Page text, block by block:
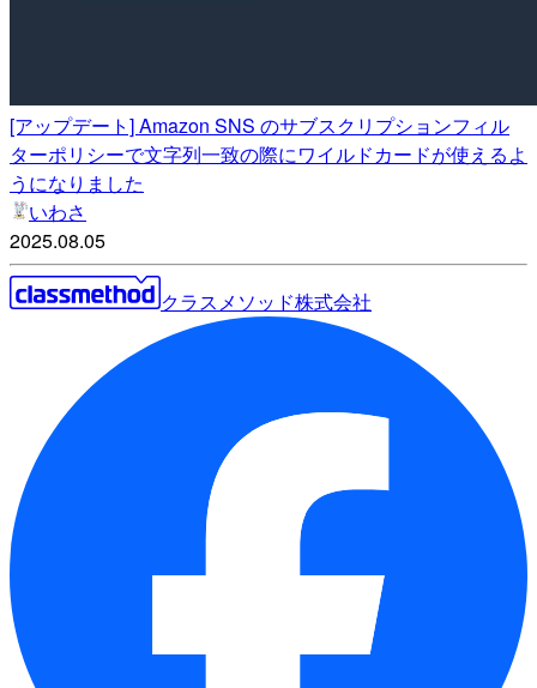
[アップデート] Amazon SNS のサブスクリプションフィル
ターポリシーで文字列一致の際にワイルドカードが使えるよ
うになりました
いわさ
2025.08.05
クラスメソッド株式会社